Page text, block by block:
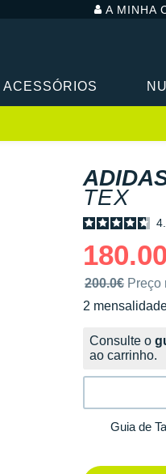
A MINHA
ACESSÓRIOS
TEX
Preço de
200.0€ Preço
2
sem custos
Consulte o
ao carrinho.
Guia de